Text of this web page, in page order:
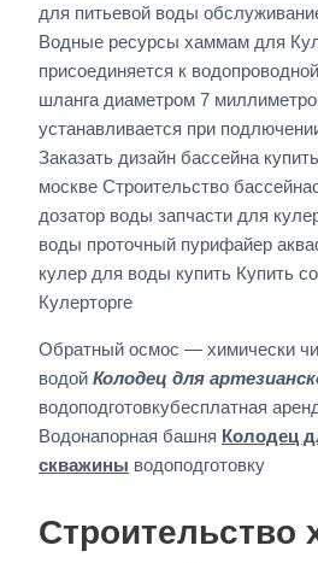
для питьевой воды
Водные ресурсы хаммам для
присоединяется к
шланга диаметром 7
устанавливается при
Заказать дизайн бассейна
москве Строительство
дозатор воды запчасти для
воды проточный пурифайер
кулер для воды купить Купить
Кулерторге
Обратный осмос — химически
водой Колодец для
водоподготовкубесплатная
Водонапорная башня Колодец
скважины водоподготовку
Строительство